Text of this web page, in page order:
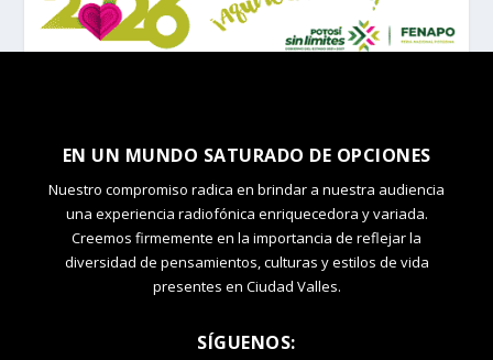
EN UN MUNDO SATURADO DE OPCIONES
Nuestro compromiso radica en brindar a nuestra audiencia
una experiencia radiofónica enriquecedora y variada.
Creemos firmemente en la importancia de reflejar la
diversidad de pensamientos, culturas y estilos de vida
presentes en Ciudad Valles.
SÍGUENOS: